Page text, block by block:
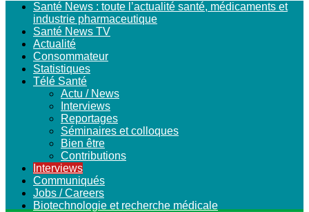
Santé News : toute l’actualité santé, médicaments et
industrie pharmaceutique
Santé News TV
Actualité
Consommateur
Statistiques
Télé Santé
Actu / News
Interviews
Reportages
Séminaires et colloques
Bien être
Contributions
Interviews
Communiqués
Jobs / Careers
Biotechnologie et recherche médicale